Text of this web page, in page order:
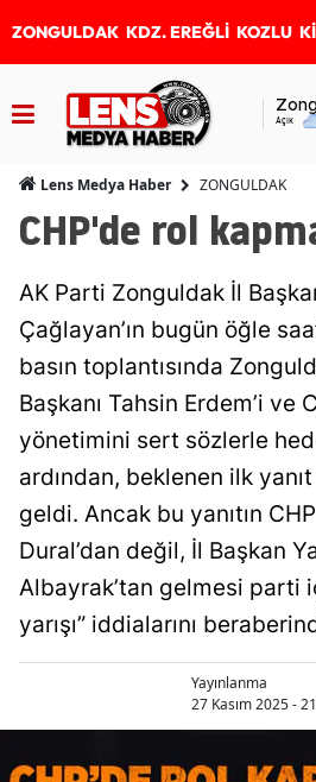
ZONGULDAK KDZ. EREĞLİ KOZLU
Açık
Lens Medya Haber ZONGULDAK
CHP'de rol
AK Parti Zonguldak İl
Çağlayan’ın bugün öğle
basın toplantısında
Başkanı Tahsin Erdem’i ve
yönetimini sert sözlerle
ardından, beklenen ilk
geldi. Ancak bu yanıtın
Dural’dan değil, İl Başkan
Albayrak’tan gelmesi parti
yarışı” iddialarını
Yayınlanma
27 Kasım 2025 -